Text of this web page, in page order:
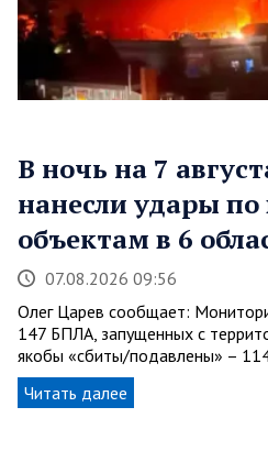
В ночь на 7
нанесли удары
объектам в 6
07.08.2026 09:56
Олег Царев сообщает:
147 БПЛА, запущенных с
якобы «сбиты/подавлены» –
Читать далее